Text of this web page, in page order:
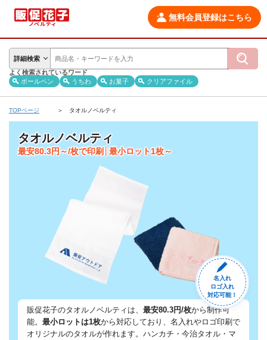
無料会員登録はこちら
詳細検索
よく検索されているワード
ボールペン
うちわ お菓子 クリアファイル
TOPページ タオルノベルティ
タオルノベルティ
最安80.3円～/枚で印刷│最小ロット1枚～
名入れ
ロゴ入れ
対応可能！
販促花子のタオルノベルティは、 最安80.3円/枚から制作可
能。 最小ロットは1枚から対応しており、名入れやロゴ印刷で
オリジナルのタオルが作れます。ハンカチ・今治タオル・マ